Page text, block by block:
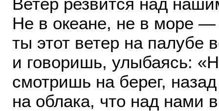
Не в океане, не в море —
ты этот ветер на палубе
и говоришь, улыбаясь:
смотришь на берег,
на облака, что над нами